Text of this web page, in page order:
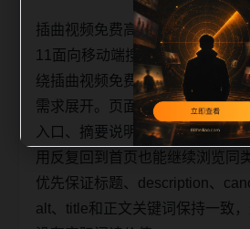
插曲视频免费高清观看动漫观看
11面向移动端搜索和站内连续阅
绕插曲视频免费高清观看动漫、
需求展开。页面先给出清晰主题
入口、摘要说明、图片语义和可
用反复回到首页也能继续浏览同
优先保证标题、description、
alt、title和正文关键词保持一致